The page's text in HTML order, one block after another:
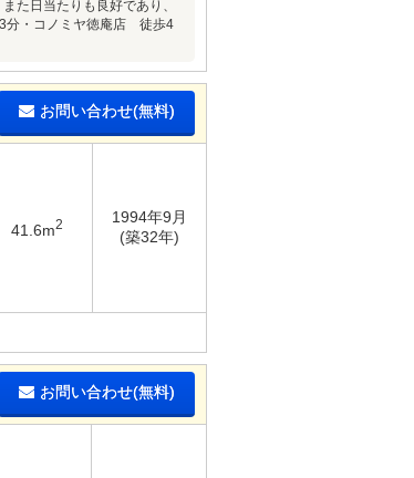
た日当たりも良好であり、
3分・コノミヤ徳庵店 徒歩4
お問い合わせ(無料)
41.6m2
1994年9月
(築32年)
お問い合わせ(無料)